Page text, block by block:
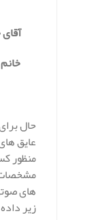
حال
عایق
منظور
مشخصات
های
زیر